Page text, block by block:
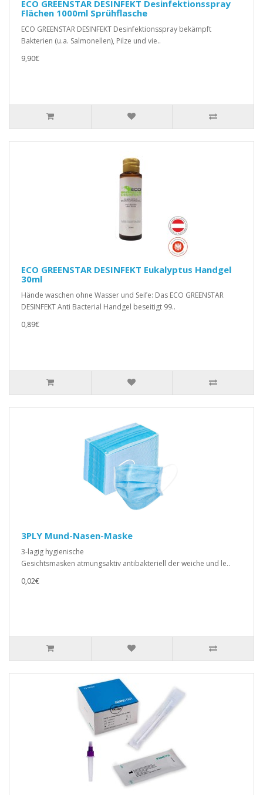
ECO GREENSTAR DESINFEKT Desinfektionsspray
Flächen 1000ml Sprühflasche
ECO GREENSTAR DESINFEKT Desinfektionsspray bekämpft
Bakterien (u.a. Salmonellen), Pilze und vie..
9,90€
ECO GREENSTAR DESINFEKT Eukalyptus Handgel
30ml
Hände waschen ohne Wasser und Seife: Das ECO GREENSTAR
DESINFEKT Anti Bacterial Handgel beseitigt 99..
0,89€
3PLY Mund-Nasen-Maske
3-lagig hygienische
Gesichtsmasken atmungsaktiv antibakteriell der weiche und le..
0,02€